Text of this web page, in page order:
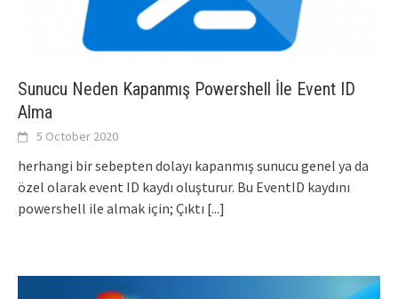
Sunucu Neden Kapanmış Powershell İle Event ID
Alma
5 October 2020
herhangi bir sebepten dolayı kapanmış sunucu genel ya da
özel olarak event ID kaydı oluşturur. Bu EventID kaydını
powershell ile almak için; Çıktı [...]